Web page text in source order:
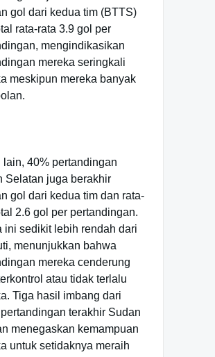
gol dari kedua tim (BTTS)
rata-rata 3.9 gol per
mengindikasikan
mereka seringkali
meskipun mereka banyak
lain, 40% pertandingan
Selatan juga berakhir
gol dari kedua tim dan rata-
2.6 gol per pertandingan.
ini sedikit lebih rendah dari
menunjukkan bahwa
mereka cenderung
atau tidak terlalu
Tiga hasil imbang dari
terakhir Sudan
menegaskan kemampuan
untuk setidaknya meraih